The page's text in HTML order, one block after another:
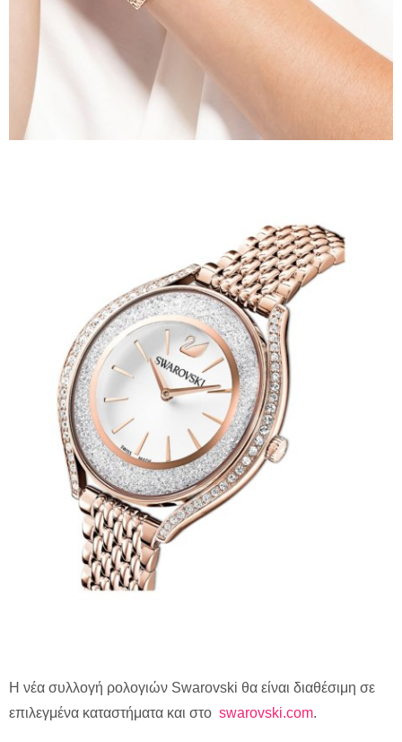
Η νέα συλλογή ρολογιών Swarovski θα είναι διαθέσιμη σε
επιλεγμένα καταστήματα και στο swarovski.com.